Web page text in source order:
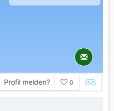
Profil melden? 0